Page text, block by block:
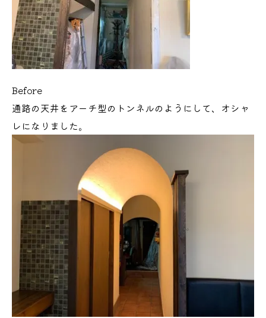
Before
通路の天井をアーチ型のトンネルのようにして、オシャ
レになりました。